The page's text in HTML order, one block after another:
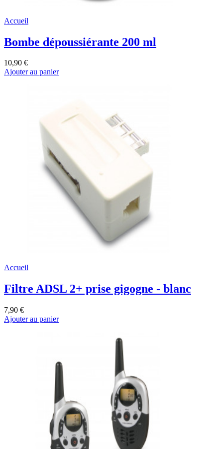
Accueil
Bombe dépoussiérante 200 ml
10,90 €
Ajouter au panier
Accueil
Filtre ADSL 2+ prise gigogne - blanc
7,90 €
Ajouter au panier